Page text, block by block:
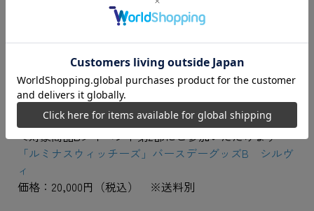
・刺しゅうワッペン
・ステンレスマグカップ
・アクリルパネル（島田フミカネイラスト使用）
＜対象商品B＞イベント第2部にご参加いただけます
「ルミナスウィッチーズ」バースデーグッズB シルヴ
ィ
価格：20,000円（税込） ※送料別